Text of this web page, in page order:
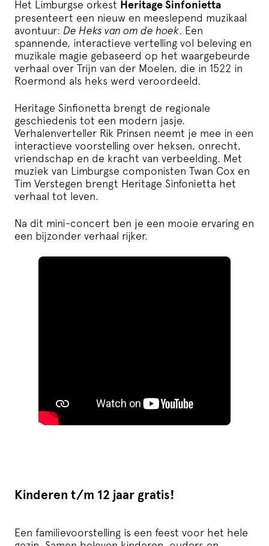
Het Limburgse orkest Heritage Sinfonietta
presenteert een nieuw en meeslepend muzikaal
avontuur: De Heks van om de hoek. Een
spannende, interactieve vertelling vol beleving en
muzikale magie gebaseerd op het waargebeurde
verhaal over Trijn van der Moelen, die in 1522 in
Roermond als heks werd veroordeeld.
Heritage Sinfionetta brengt de regionale
geschiedenis tot een modern jasje.
Verhalenverteller Rik Prinsen neemt je mee in een
interactieve voorstelling over heksen, onrecht,
vriendschap en de kracht van verbeelding. Met
muziek van Limburgse componisten Twan Cox en
Tim Verstegen brengt Heritage Sinfonietta het
verhaal tot leven.
Na dit mini-concert ben je een mooie ervaring en
een bijzonder verhaal rijker.
Kinderen t/m 12 jaar gratis!
Een familievoorstelling is een feest voor het hele